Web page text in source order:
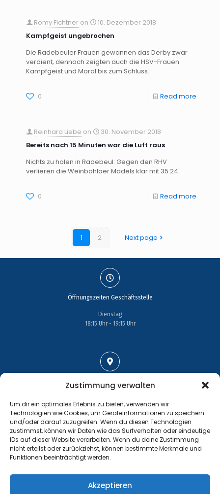
Zustimmung verwalten
Um dir ein optimales Erlebnis zu bieten, verwenden wir
Technologien wie Cookies, um Geräteinformationen zu speichern
und/oder darauf zuzugreifen. Wenn du diesen Technologien
zustimmst, können wir Daten wie das Surfverhalten oder eindeutige
IDs auf dieser Website verarbeiten. Wenn du deine Zustimmung
nicht erteilst oder zurückziehst, können bestimmte Merkmale und
Funktionen beeinträchtigt werden.
Akzeptieren
Romy Fichtner on
10. Dezember 2018
Kampfgeist ungebrochen
Die Radebeuler Frauen gewannen das Derby zwar
verdient, dennoch zeigten auch die HSV-Frauen
Kampfgeist und Moral bis zum Schluss.
0 Read more
Reinhard Liebe on
30. November 2018
Bereits nach 15 Minuten war die Luft raus
Nichts zu holen in Radebeul: Gegen den RHV
verlieren die Weinböhlaer Mädels klar mit 35:24.
0 Read more
1 2 Next page
Öffnungszeiten Geschäftsstelle
Dienstag
18:15 Uhr - 19:15 Uhr
Großenhainer Straße 17
01689 Wein­böhla
Kontakt
Tel.: +49 35243 477267
info@handball-weinboehla.de